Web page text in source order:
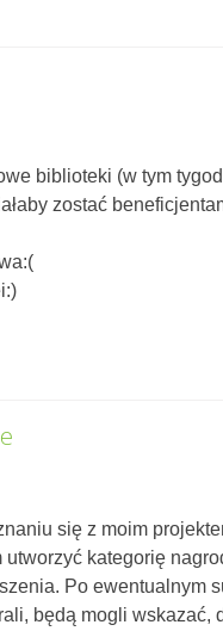
biblioteki (w tym
zostać
się z moim
kategorię
Po ewentualnym
będą mogli wskazać,